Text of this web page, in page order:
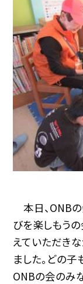
本日、ONB
びを楽しもう
えていただき
ました。どの
ONBの会のみ